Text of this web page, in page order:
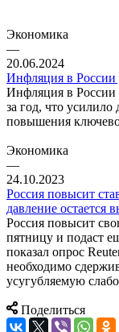
Экономика
—
20.06.2024
Инфляция в России
Инфляция в России
за год, что
повышения
Экономика
—
24.10.2023
Россия повысит
давление остается
Россия повысит
пятницу и подаст
показал опрос
необходимо
усугубляемую
Поделиться